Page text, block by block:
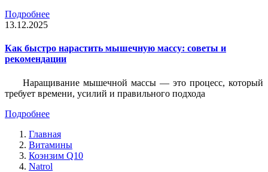
Подробнее
13.12.2025
Как быстро нарастить мышечную массу: советы и
рекомендации
Наращивание мышечной массы — это процесс, который
требует времени, усилий и правильного подхода
Подробнее
Главная
Витамины
Коэнзим Q10
Natrol